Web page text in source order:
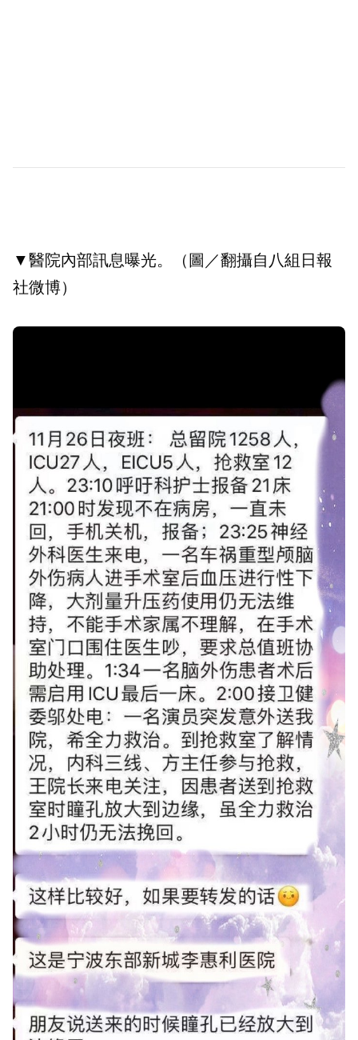
▼醫院內部訊息曝光。（圖／翻攝自八組日報
社微博）